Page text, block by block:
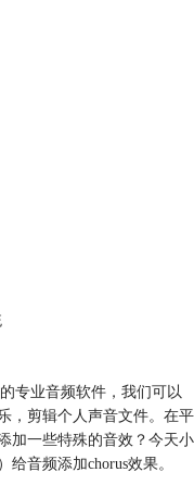
V2
专业音频软件，我们可以
，剪辑个人声音文件。在平
加一些特殊的音效？今天小
给音频添加chorus效果。